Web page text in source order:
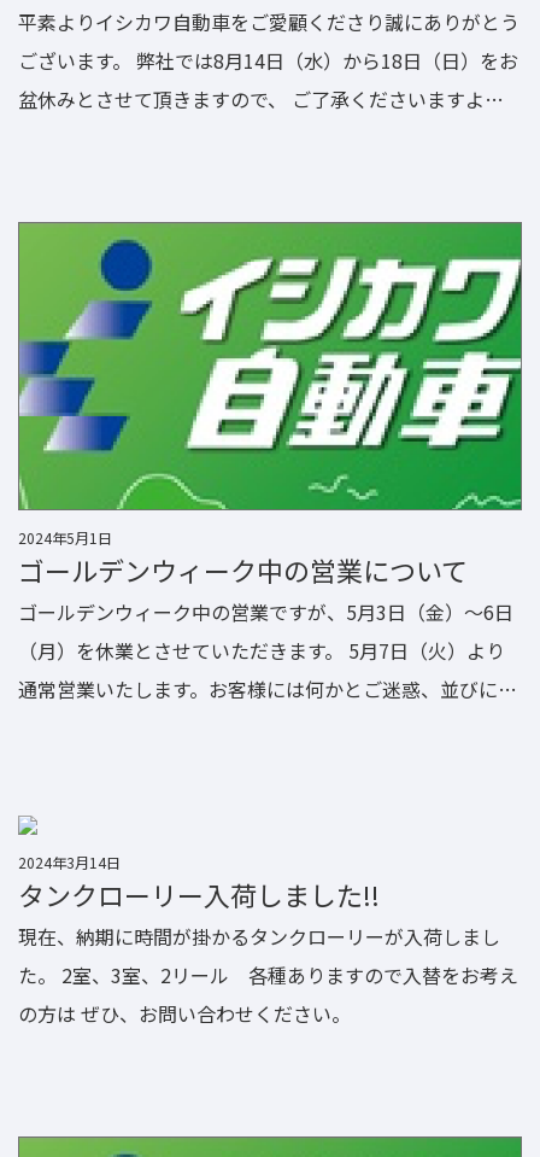
平素よりイシカワ自動車をご愛顧くださり誠にありがとう
ございます。 弊社では8月14日（水）から18日（日）をお
盆休みとさせて頂きますので、 ご了承くださいますよう
2024年5月1日
ゴールデンウィーク中の営業について
ゴールデンウィーク中の営業ですが、5月3日（金）～6日
（月）を休業とさせていただきます。 5月7日（火）より
通常営業いたします。お客様には何かとご迷惑、並びにご
2024年3月14日
タンクローリー入荷しました!!
現在、納期に時間が掛かるタンクローリーが入荷しまし
た。 2室、3室、2リール 各種ありますので入替をお考え
の方は ぜひ、お問い合わせください。